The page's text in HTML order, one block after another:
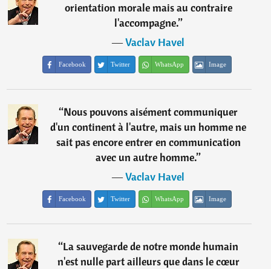
orientation morale mais au contraire
l'accompagne.”
―Vaclav Havel
Facebook Twitter WhatsApp Image
“Nous pouvons aisément communiquer
d'un continent à l'autre, mais un homme ne
sait pas encore entrer en communication
avec un autre homme.”
―Vaclav Havel
Facebook Twitter WhatsApp Image
“La sauvegarde de notre monde humain
n'est nulle part ailleurs que dans le cœur